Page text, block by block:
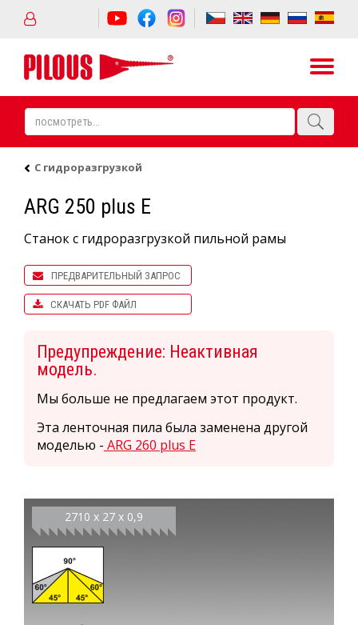
С гидроразгрузкой
ARG 250 plus E
Станок с гидроразгрузкой пильной рамы
ПРЕДВАРИТЕЛЬНЫЙ ЗАПРОС
СКАЧАТЬ PDF ФАЙЛ
Предупреждение: Неактивная
модель.
Мы больше не предлагаем этот продукт.
Эта ленточная пила была заменена другой
моделью - ARG 260 plus E
2710 x 27 x 0,9